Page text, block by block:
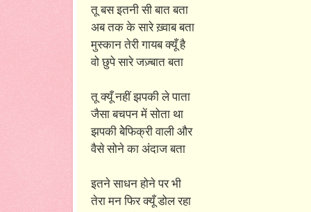
तू बस इतनी सी बात बता
अब तक के सारे ख़्वाब बता
मुस्कान तेरी गायब क्यूँ है
वो छुपे सारे जज़्बात बता
तू क्यूँ नहीं झपकी ले पाता
जैसा बचपन में सोता था
झपकी बेेफिक्री वाली और
वैसे सोने का अंदाज बता
इतने साधन होने पर भी
तेरा मन फिर क्यूँ डोल रहा